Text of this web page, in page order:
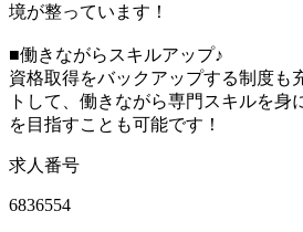
境が整っています！
■働きながらスキルアップ♪
資格取得をバックアップする制度も
トして、働きながら専門スキルを身
を目指すことも可能です！
求人番号
6836554